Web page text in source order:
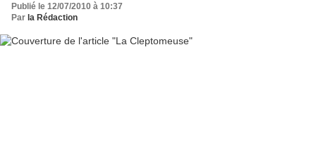
Publié le 12/07/2010 à 10:37
Par la Rédaction